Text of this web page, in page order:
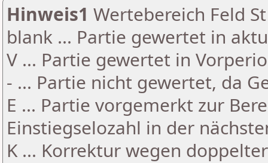
Hinweis1 Wertebereich Feld
blank ... Partie gewertet in
V ... Partie gewertet in
- ... Partie nicht gewertet, da
E ... Partie vorgemerkt zur
Einstiegselozahl in der
K ... Korrektur wegen